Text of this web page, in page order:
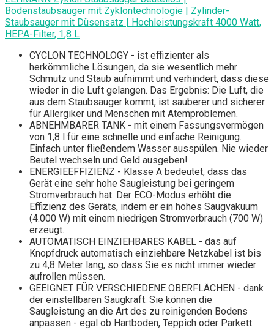
Bodenstaubsauger mit Zyklontechnologie | Zylinder-
Staubsauger mit Düsensatz | Hochleistungskraft 4000 Watt,
HEPA-Filter, 1,8 L
CYCLON TECHNOLOGY - ist effizienter als
herkömmliche Lösungen, da sie wesentlich mehr
Schmutz und Staub aufnimmt und verhindert, dass diese
wieder in die Luft gelangen. Das Ergebnis: Die Luft, die
aus dem Staubsauger kommt, ist sauberer und sicherer
für Allergiker und Menschen mit Atemproblemen.
ABNEHMBARER TANK - mit einem Fassungsvermögen
von 1,8 l für eine schnelle und einfache Reinigung.
Einfach unter fließendem Wasser ausspülen. Nie wieder
Beutel wechseln und Geld ausgeben!
ENERGIEEFFIZIENZ - Klasse A bedeutet, dass das
Gerät eine sehr hohe Saugleistung bei geringem
Stromverbrauch hat. Der ECO-Modus erhöht die
Effizienz des Geräts, indem er ein hohes Saugvakuum
(4.000 W) mit einem niedrigen Stromverbrauch (700 W)
erzeugt.
AUTOMATISCH EINZIEHBARES KABEL - das auf
Knopfdruck automatisch einziehbare Netzkabel ist bis
zu 4,8 Meter lang, so dass Sie es nicht immer wieder
aufrollen müssen.
GEEIGNET FÜR VERSCHIEDENE OBERFLÄCHEN - dank
der einstellbaren Saugkraft. Sie können die
Saugleistung an die Art des zu reinigenden Bodens
anpassen - egal ob Hartboden, Teppich oder Parkett.